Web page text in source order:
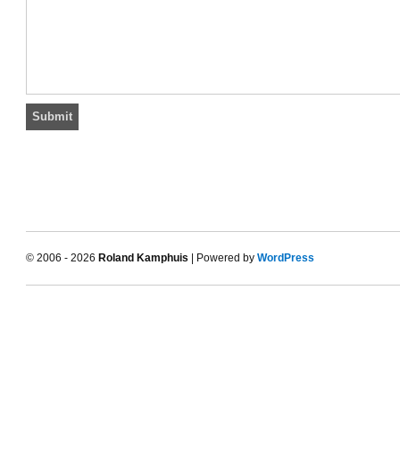
© 2006 - 2026 Roland Kamphuis | Powered by WordPress